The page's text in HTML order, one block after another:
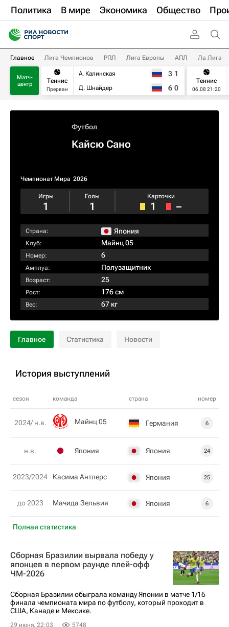
Политика В мире Экономика Общество
Главное Лига Чемпионов РПЛ Лига Европы АПЛ Ла Лига
Матч-
центр
Теннис
Прерван
А. Калинская
Д. Шнайдер
3 1
6 0
Теннис
06.08 21:20
Футбол
Кайсю Сано
Чемпионат Мира 2026
Игры
1
Голы
1
Карточки
1 –
Страна: Япония
Клуб: Майнц 05
Номер: 6
Амплуа: Полузащитник
Возраст: 25
Рост: 176 см
Вес: 67 кг
Главное Статистика Новости
История выступлений
сезон команда страна номер
Полная статистика
2024/ н.в. Майнц 05 Германия 6
н.в. Япония Япония 24
2023/2024 Касима Антлерс Япония 25
до 2023 Мачида Зельвия Япония 6
Сборная Бразилии вырвала победу у
японцев в первом раунде плей-офф
ЧМ-2026
Сборная Бразилии обыграла команду Японии в матче 1/16
финала чемпионата мира по футболу, который проходит в
США, Канаде и Мексике.
29 июня, 22:03 5748